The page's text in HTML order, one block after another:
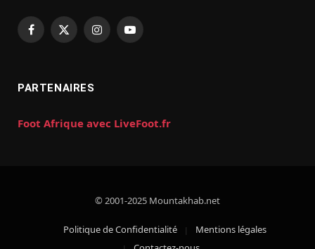
Facebook
X
InstagramYouTube
PARTENAIRES
Foot Afrique avec LiveFoot.fr
© 2001-2025 Mountakhab.net
Politique de Confidentialité
Mentions légales